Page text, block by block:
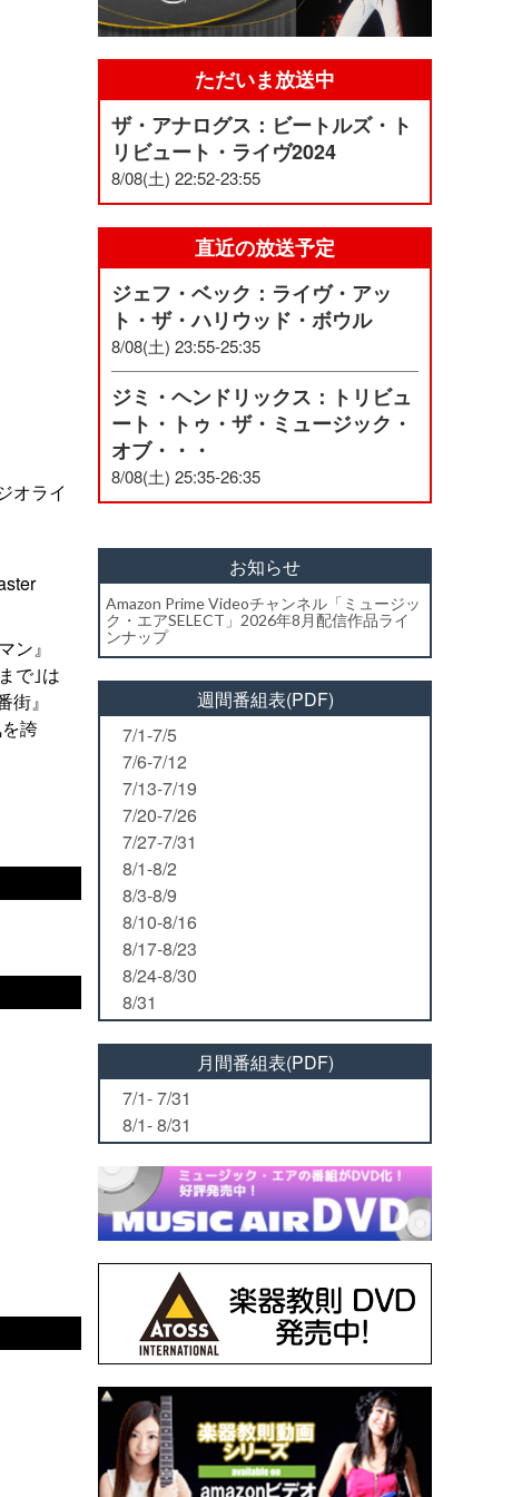
オライ
ン』
で｣は
』
誇
ただいま放送中
ザ・アナログス：ビートルズ・ト
リビュート・ライヴ2024
8/08(土) 22:52-23:55
直近の放送予定
ジェフ・ベック：ライヴ・アッ
ト・ザ・ハリウッド・ボウル
8/08(土) 23:55-25:35
ジミ・ヘンドリックス：トリビュ
ート・トゥ・ザ・ミュージック・
オブ・・・
8/08(土) 25:35-26:35
お知らせ
Amazon Prime Videoチャンネル「ミュージッ
ク・エアSELECT」2026年8月配信作品ライ
ンナップ
週間番組表(PDF)
7/1-7/5
7/6-7/12
7/13-7/19
7/20-7/26
7/27-7/31
8/1-8/2
8/3-8/9
8/10-8/16
8/17-8/23
8/24-8/30
8/31
月間番組表(PDF)
7/1- 7/31
8/1- 8/31